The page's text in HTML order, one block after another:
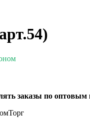
заказы по оптовым